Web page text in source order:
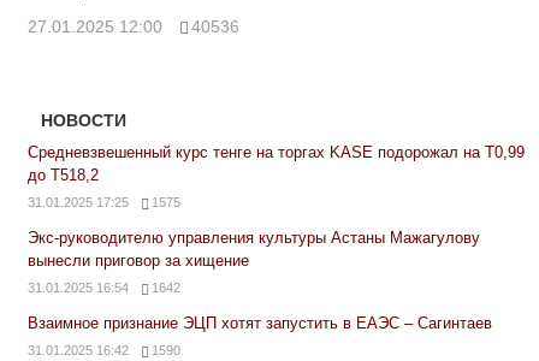
27.01.2025 12:00 40536
НОВОСТИ
Средневзвешенный курс тенге на торгах KASE подорожал на Т0,99
до Т518,2
31.01.2025 17:25 1575
Экс-руководителю управления культуры Астаны Мажагулову
вынесли приговор за хищение
31.01.2025 16:54 1642
Взаимное признание ЭЦП хотят запустить в ЕАЭС – Сагинтаев
31.01.2025 16:42 1590